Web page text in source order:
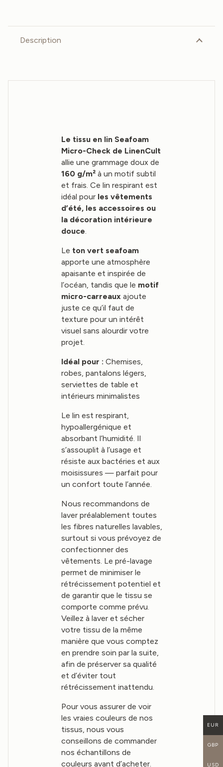
Description
Le tissu en lin Seafoam
Micro-Check de LinenCult
allie une grammage doux de
160 g/m²à un motif subtil
et frais. Ce lin respirant est
idéal pour les vêtements
d’été, les accessoires ou
la décoration intérieure
douce.
Le ton vert seafoam
apporte une atmosphère
apaisante et inspirée de
l’océan, tandis que le motif
micro-carreauxajoute
juste ce qu’il faut de
texture pour un intérêt
visuel sans alourdir votre
projet.
Idéal pour : Chemises,
robes, pantalons légers,
serviettes de table et
intérieurs minimalistes
Le lin est respirant,
hypoallergénique et
absorbant l’humidité. Il
s’assouplit à l’usage et
résiste aux bactéries et aux
moisissures — parfait pour
un confort toute l’année.
Nous recommandons de
laver préalablement toutes
les fibres naturelles lavables,
surtout si vous prévoyez de
confectionner des
vêtements. Le pré-lavage
permet de minimiser le
rétrécissement potentiel et
de garantir que le tissu se
comporte comme prévu.
Veillez à laver et sécher
votre tissu de la même
manière que vous comptez
en prendre soin par la suite,
afin de préserver sa qualité
et d’éviter tout
rétrécissement inattendu.
Pour vous assurer de voir
les vraies couleurs de nos
tissus, nous vous
conseillons de commander
nos échantillons de
couleurs avant d’acheter.
EUR
GBP
USD